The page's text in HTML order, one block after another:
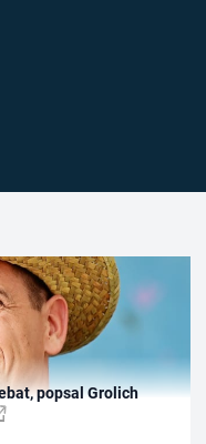
popsal Grolich